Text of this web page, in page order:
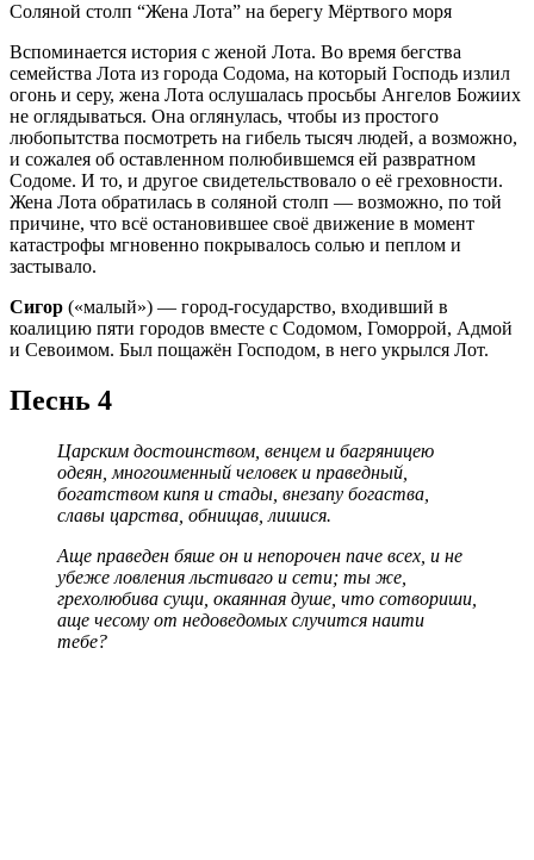
Соляной столп “Жена Лота” на берегу Мёртвого моря
Вспоминается история с женой Лота. Во время бегства
семейства Лота из города Содома, на который Господь излил
огонь и серу, жена Лота ослушалась просьбы Ангелов Божиих
не оглядываться. Она оглянулась, чтобы из простого
любопытства посмотреть на гибель тысяч людей, а возможно,
и сожалея об оставленном полюбившемся ей развратном
Содоме. И то, и другое свидетельствовало о её греховности.
Жена Лота обратилась в соляной столп — возможно, по той
причине, что всё остановившее своё движение в момент
катастрофы мгновенно покрывалось солью и пеплом и
застывало.
Сигор («малый») — город-государство, входивший в
коалицию пяти городов вместе с Содомом, Гоморрой, Адмой
и Севоимом. Был пощажён Господом, в него укрылся Лот.
Песнь 4
Царским достоинством, венцем и багряницею
одеян, многоименный человек и праведный,
богатством кипя и стады, внезапу богаства,
славы царства, обнищав, лишися.
Аще праведен бяше он и непорочен паче всех, и не
убеже ловления льстиваго и сети; ты же,
грехолюбива сущи, окаянная душе, что сотвориши,
аще чесому от недоведомых случится наити
тебе?